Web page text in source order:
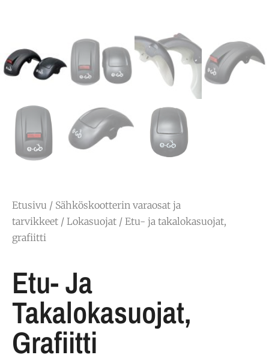
Etusivu / Sähköskootterin varaosat ja
tarvikkeet / Lokasuojat / Etu- ja takalokasuojat,
grafiitti
Etu- Ja
Takalokasuojat,
Grafiitti